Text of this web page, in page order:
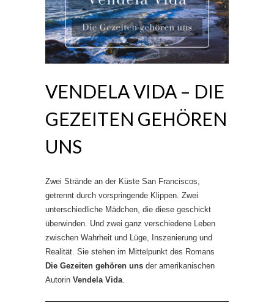
VENDELA VIDA – DIE
GEZEITEN GEHÖREN
UNS
Zwei Strände an der Küste San Franciscos,
getrennt durch vorspringende Klippen. Zwei
unterschiedliche Mädchen, die diese geschickt
überwinden. Und zwei ganz verschiedene Leben
zwischen Wahrheit und Lüge, Inszenierung und
Realität. Sie stehen im Mittelpunkt des Romans
Die Gezeiten gehören uns der amerikanischen
Autorin Vendela Vida